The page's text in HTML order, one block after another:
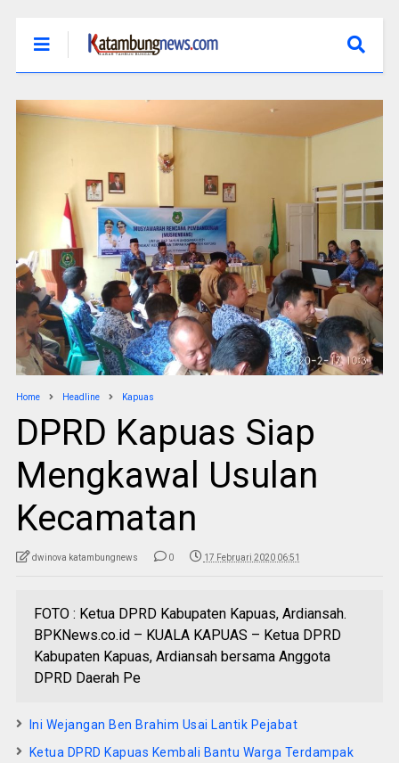
Home Headline Kapuas
DPRD Kapuas Siap
Mengkawal Usulan
Kecamatan
dwinova katambungnews 0 17 Februari 2020 06:51
FOTO : Ketua DPRD Kabupaten Kapuas, Ardiansah.
BPKNews.co.id – KUALA KAPUAS – Ketua DPRD
Kabupaten Kapuas, Ardiansah bersama Anggota
DPRD Daerah Pe
Ini Wejangan Ben Brahim Usai Lantik Pejabat
Ketua DPRD Kapuas Kembali Bantu Warga Terdampak